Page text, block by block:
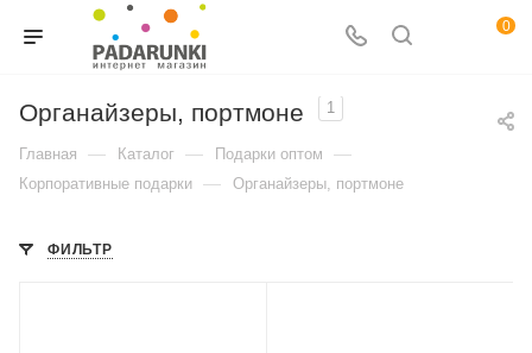
0
Органайзеры, портмоне 1
Главная — Каталог — Подарки оптом —
Корпоративные подарки — Органайзеры, портмоне
ФИЛЬТР